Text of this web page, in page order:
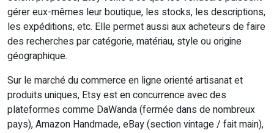
gérer eux-mêmes leur boutique, les stocks, les descriptions,
les expéditions, etc. Elle permet aussi aux acheteurs de faire
des recherches par catégorie, matériau, style ou origine
géographique.
Sur le marché du commerce en ligne orienté artisanat et
produits uniques, Etsy est en concurrence avec des
plateformes comme DaWanda (fermée dans de nombreux
pays), Amazon Handmade, eBay (section vintage / fait main),